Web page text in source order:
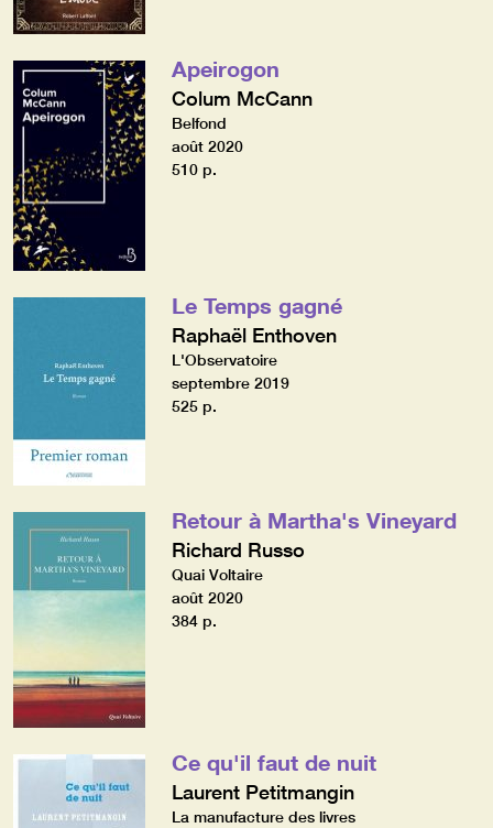
Apeirogon
Colum McCann
Belfond
août 2020
510 p.
Le Temps gagné
Raphaël Enthoven
L'Observatoire
septembre 2019
525 p.
Retour à Martha's Vineyard
Richard Russo
Quai Voltaire
août 2020
384 p.
Ce qu'il faut de nuit
Laurent Petitmangin
La manufacture des livres